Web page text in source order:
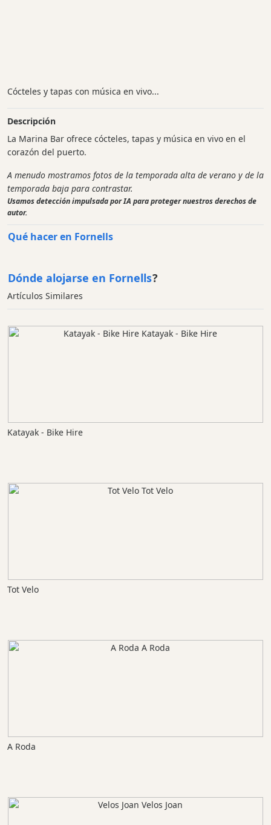
Cócteles y tapas con música en vivo...
Descripción
La Marina Bar ofrece cócteles, tapas y música en vivo en el
corazón del puerto.
A menudo mostramos fotos de la temporada alta de verano y de la
temporada baja para contrastar.
Usamos detección impulsada por IA para proteger nuestros derechos de
autor.
Qué hacer en Fornells
Dónde alojarse en Fornells?
Artículos Similares
Katayak - Bike Hire
Tot Velo
A Roda